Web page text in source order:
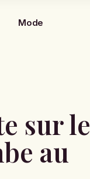
Mode
sur le
au